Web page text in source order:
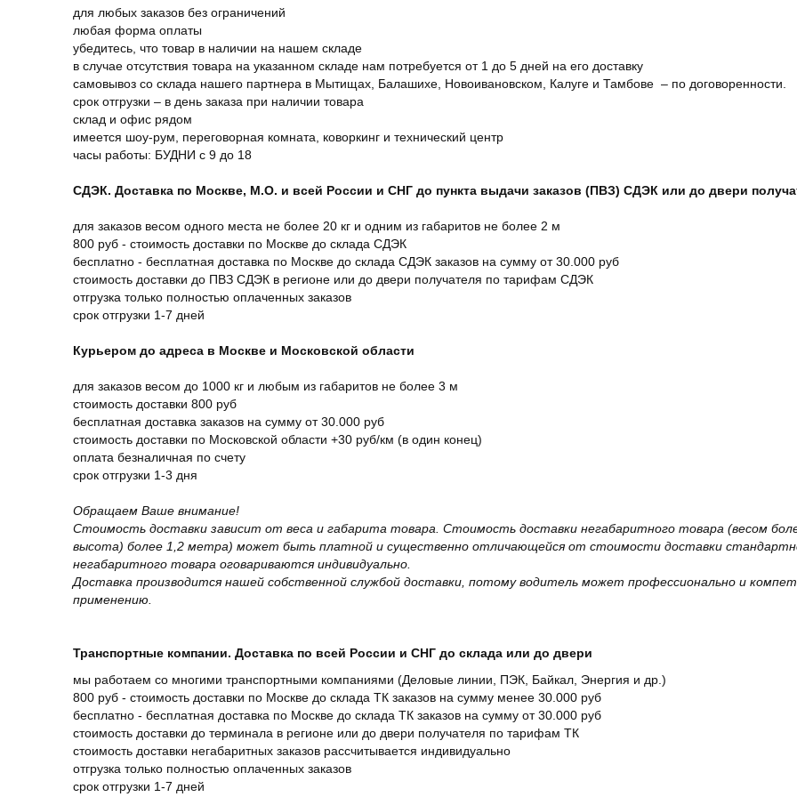
для любых заказов без ограничений
любая форма оплаты
убедитесь, что товар в наличии на нашем складе
в случае отсутствия товара на указанном складе нам потребуется от 1 до 5 дней на его доставку
самовывоз со склада нашего партнера в Мытищах, Балашихе, Новоивановском, Калуге и Тамбове – по договоренности.
срок отгрузки – в день заказа при наличии товара
склад и офис рядом
имеется шоу-рум, переговорная комната, коворкинг и технический центр
часы работы: БУДНИ с 9 до 18
СДЭК. Доставка по Москве, М.О. и всей России и СНГ до пункта выдачи заказов (ПВЗ) СДЭК или до двери
для заказов весом одного места не более 20 кг и одним из габаритов не более 2 м
800 руб - стоимость доставки по Москве до склада СДЭК
бесплатно - бесплатная доставка по Москве до склада СДЭК заказов на сумму от 30.000 руб
стоимость доставки до ПВЗ СДЭК в регионе или до двери получателя по тарифам СДЭК
отгрузка только полностью оплаченных заказов
срок отгрузки 1-7 дней
Курьером до адреса в Москве и Московской области
для заказов весом до 1000 кг и любым из габаритов не более 3 м
стоимость доставки 800 руб
бесплатная доставка заказов на сумму от 30.000 руб
стоимость доставки по Московской области +30 руб/км (в один конец)
оплата безналичная по счету
срок отгрузки 1-3 дня
Обращаем Ваше внимание!
Стоимость доставки зависит от веса и габарита товара. Стоимость доставки негабаритного товара (весом
высота) более 1,2 метра) может быть платной и существенно отличающейся от стоимости доставки
негабаритного товара оговариваются индивидуально.
Доставка производится нашей собственной службой доставки, потому водитель может профессионально и
применению.
Транспортные компании. Доставка по всей России и СНГ до склада или до двери
мы работаем со многими транспортными компаниями (Деловые линии, ПЭК, Байкал, Энергия и др.)
800 руб - стоимость доставки по Москве до склада ТК заказов на сумму менее 30.000 руб
бесплатно - бесплатная доставка по Москве до склада ТК заказов на сумму от 30.000 руб
стоимость доставки до терминала в регионе или до двери получателя по тарифам ТК
стоимость доставки негабаритных заказов рассчитывается индивидуально
отгрузка только полностью оплаченных заказов
срок отгрузки 1-7 дней